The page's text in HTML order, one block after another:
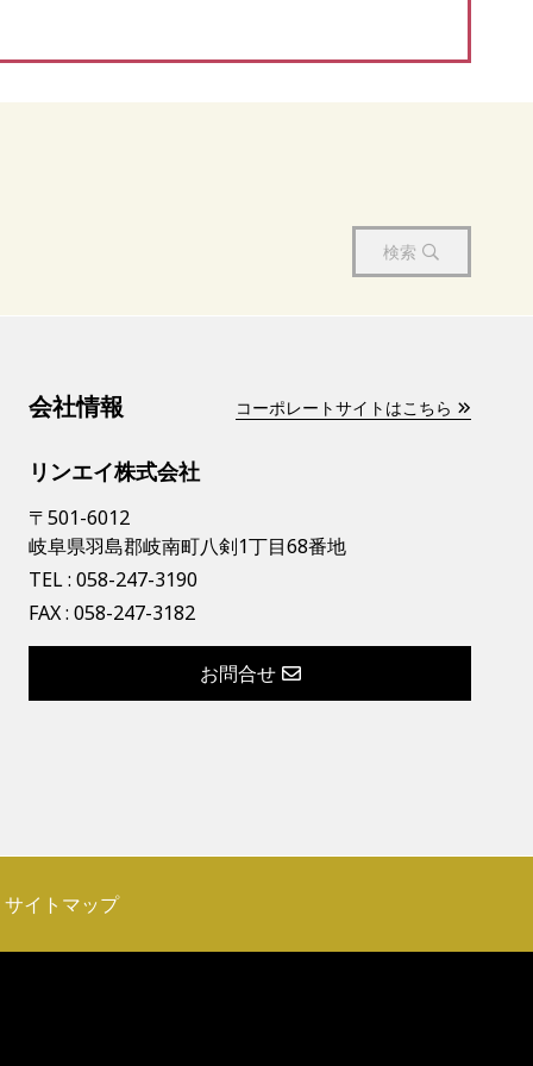
検索
会社情報 コーポレートサイトはこちら
リンエイ株式会社
〒501-6012
岐阜県羽島郡岐南町八剣1丁目68番地
TEL : 058-247-3190
FAX : 058-247-3182
お問合せ
サイトマップ